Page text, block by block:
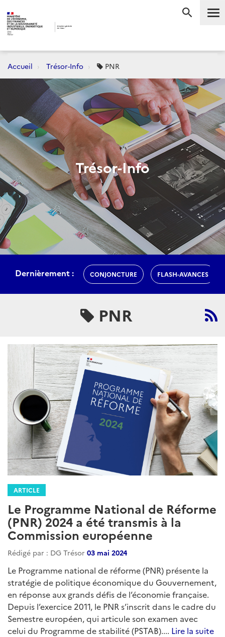
Accueil Trésor-Info PNR
Trésor-Info
Dernièrement : CONJONCTURE FLASH-AVANCES
PNR
ARTICLE
Le Programme National de Réforme
(PNR) 2024 a été transmis à la
Commission européenne
Rédigé par : DG Trésor 03 mai 2024
Le Programme national de réforme (PNR) présente la
stratégie de politique économique du Gouvernement,
en réponse aux grands défis de l’économie française.
Depuis l’exercice 2011, le PNR s’inscrit dans le cadre du
Semestre européen, qui articule son examen avec
celui du Programme de stabilité (PSTAB).... Lire la suite